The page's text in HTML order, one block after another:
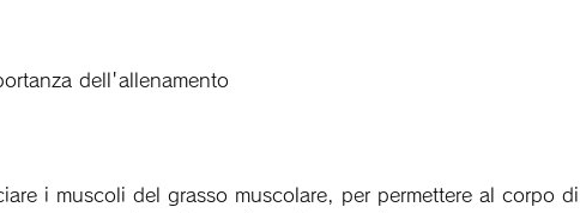
dell'allenamento
i muscoli del grasso muscolare, per permettere al corpo di